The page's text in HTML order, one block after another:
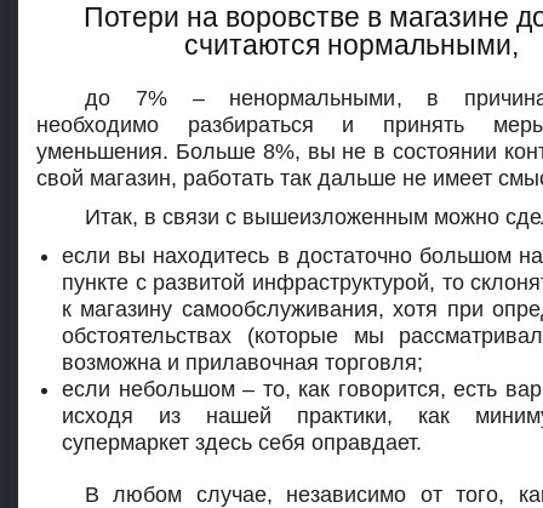
Потери на воровстве в магазине
считаются нормальными,
до 7% – ненормальными, в
необходимо разбираться и принять
уменьшения. Больше 8%, вы не в состоянии
свой магазин, работать так дальше не имеет
Итак, в связи с вышеизложенным можно
если вы находитесь в достаточно большом
пункте с развитой инфраструктурой, то
к магазину самообслуживания, хотя при
обстоятельствах (которые мы
возможна и прилавочная торговля;
если небольшом – то, как говорится, есть
исходя из нашей практики, как
супермаркет здесь себя оправдает.
В любом случае, независимо от того,